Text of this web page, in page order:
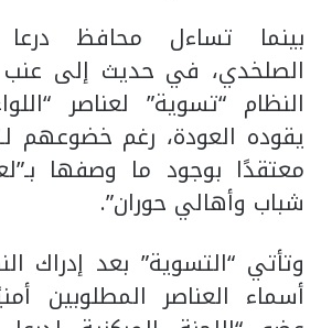
بينما تساءل محافظ
الصلخدي، في حديث إلى عنب
النظام “تسوية” لعناصر
يقوده العودة، رغم خضوعهم
معتقدًا بوجود ما وصفها
شباب وأهالي حوران”.
وتأتي “التسوية” بعد إدراك
أسماء العناصر المطلوبين